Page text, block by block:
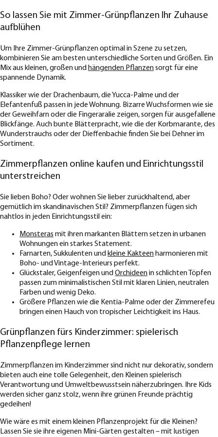
So lassen Sie mit Zimmer-Grünpflanzen Ihr Zuhause
aufblühen
Um Ihre Zimmer-Grünpflanzen optimal in Szene zu setzen,
kombinieren Sie am besten unterschiedliche Sorten und Größen. Ein
Mix aus kleinen, großen und hängenden Pflanzensorgt für eine
spannende Dynamik.
Klassiker wie der Drachenbaum, die Yucca-Palme und der
Elefantenfuß passen in jede Wohnung. Bizarre Wuchsformen wie sie
der Geweihfarn oder die Fingeraralie zeigen, sorgen für ausgefallene
Blickfänge. Auch bunte Blätterpracht, wie die der Korbmarante, des
Wunderstrauchs oder der Dieffenbachie finden Sie bei Dehner im
Sortiment.
Zimmerpflanzen online kaufen und Einrichtungsstil
unterstreichen
Sie lieben Boho? Oder wohnen Sie lieber zurückhaltend, aber
gemütlich im skandinavischen Stil? Zimmerpflanzen fügen sich
nahtlos in jeden Einrichtungsstil ein:
Monsteras mit ihren markanten Blättern setzen in urbanen
Wohnungen ein starkes Statement.
Farnarten, Sukkulenten und kleine Kakteen harmonieren mit
Boho- und Vintage-Interieurs perfekt.
Glückstaler, Geigenfeigen und Orchideenin schlichten Töpfen
passen zum minimalistischen Stil mit klaren Linien, neutralen
Farben und wenig Deko.
Größere Pflanzen wie die Kentia-Palme oder der Zimmerefeu
bringen einen Hauch von tropischer Leichtigkeit ins Haus.
Grünpflanzen fürs Kinderzimmer: spielerisch
Pflanzenpflege lernen
Zimmerpflanzen im Kinderzimmer sind nicht nur dekorativ, sondern
bieten auch eine tolle Gelegenheit, den Kleinen spielerisch
Verantwortung und Umweltbewusstsein näherzubringen. Ihre Kids
werden sicher ganz stolz, wenn ihre grünen Freunde prächtig
gedeihen!
Wie wäre es mit einem kleinen Pflanzenprojekt für die Kleinen?
Lassen Sie sie ihre eigenen Mini-Gärten gestalten – mit lustigen